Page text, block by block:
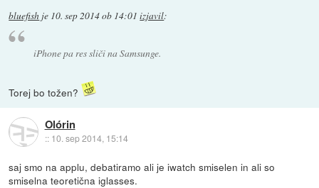
bluefish je 10. sep 2014 ob 14:01 izjavil:
iPhone pa res sliči na Samsunge.
Torej bo tožen?
Olórin
:: 10. sep 2014, 15:14
saj smo na applu, debatiramo ali je iwatch smiselen in ali so
smiselna teoretična iglasses.